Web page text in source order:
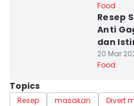
Food
Resep
Anti
dan
20 Mar
Food
Topics
Resep masakan Divert